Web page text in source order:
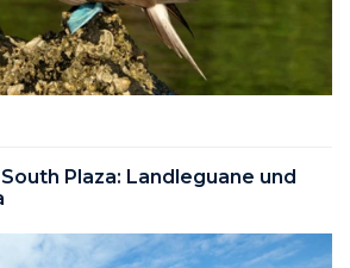
Plaza: Landleguane und